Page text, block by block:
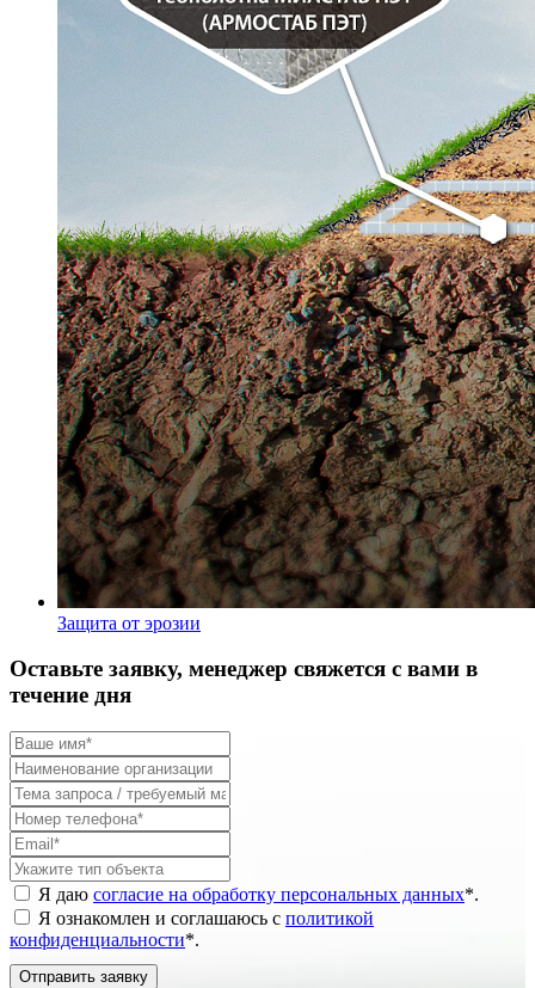
Защита от эрозии
Оставьте заявку, менеджер свяжется с вами в
течение дня
Я даю согласие на обработку персональных данных*.
Я ознакомлен и соглашаюсь с политикой
конфиденциальности*.
Отправить заявку